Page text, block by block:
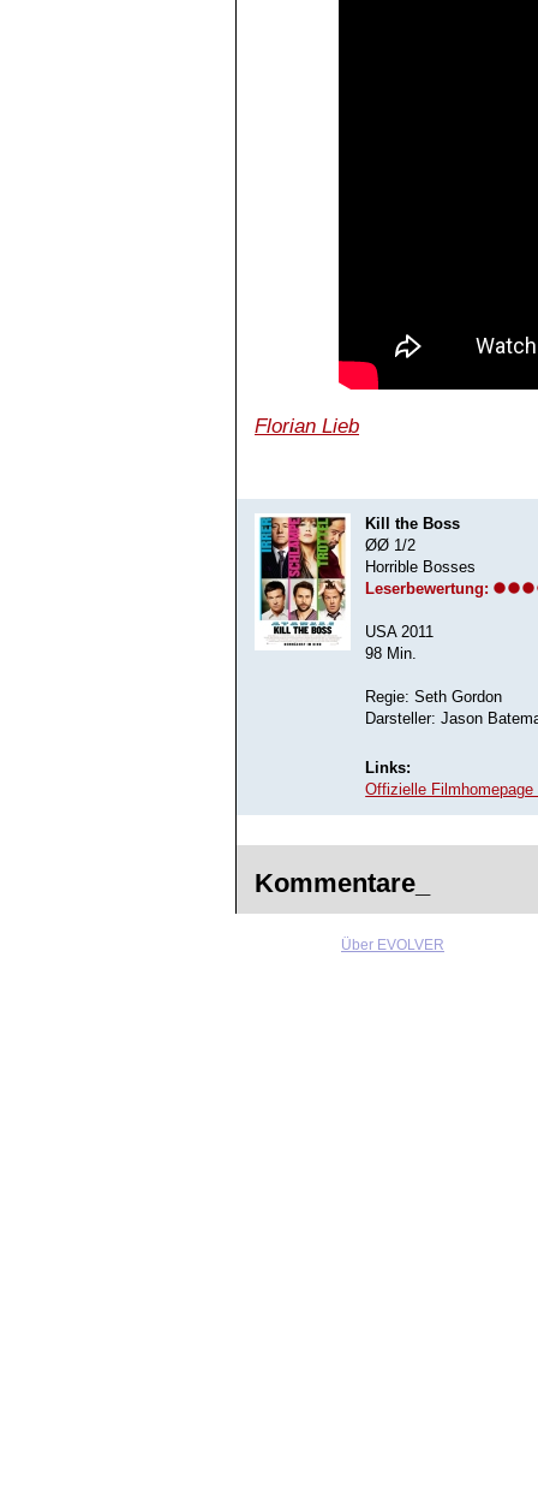
Florian Lieb
Kill the Boss
ØØ 1/2
Horrible Bosses
Leserbewertung:
USA 2011
98 Min.
Regie: Seth Gordon
Darsteller: Jason
Links:
Offizielle Filmhomepage
Kommentare_
Über EVOLVER